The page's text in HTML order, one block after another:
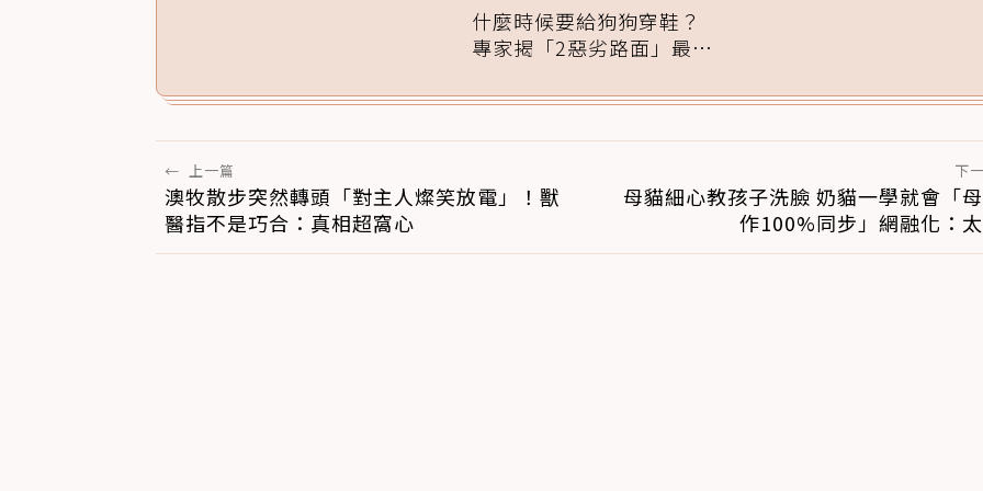
什麼時候要給狗狗穿鞋？
專家揭「2惡劣路面」最傷
← 上一篇
澳牧散步突然轉頭「對主人燦笑放電」！獸
醫指不是巧合：真相超窩心
下
母貓細心教孩子洗臉 奶貓一學就會「
作100%同步」網融化：